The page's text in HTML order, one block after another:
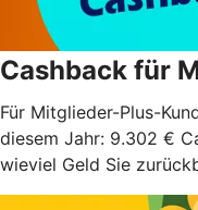
Cashback für
Für Mitglieder-Plus-
diesem Jahr: 9.302 €
wieviel Geld Sie